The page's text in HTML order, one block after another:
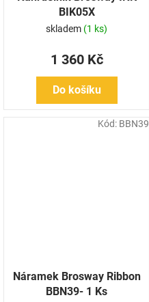
BIK05X
skladem (1 ks)
1 360 Kč
Do košíku
Náramek Brosway Ribbon
BBN39- 1 Ks
Kód: BBN39